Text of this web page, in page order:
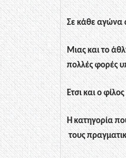
Σε κάθε αγώνα
Μιας και το
πολλές φορές
Έτσι και ο
Η κατηγορία
τους